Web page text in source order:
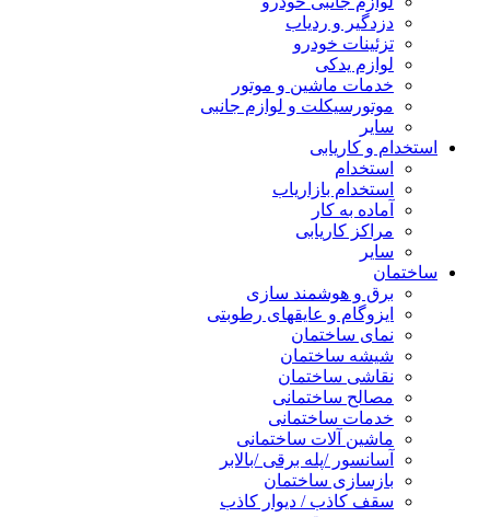
دزدگیر و ردیاب
تزئینات خودرو
لوازم یدکی
خدمات ماشین و موتور
موتورسیکلت و لوازم جانبی
سایر
استخدام و کاریابی
استخدام
استخدام بازاریاب
آماده به کار
مراکز کاریابی
سایر
ساختمان
برق و هوشمند سازی
ایزوگام و عایقهای رطوبتی
نمای ساختمان
شیشه ساختمان
نقاشی ساختمان
مصالح ساختمانی
خدمات ساختمانی
ماشین آلات ساختمانی
آسانسور /پله برقی /بالابر
بازسازی ساختمان
سقف کاذب / دیوار کاذب